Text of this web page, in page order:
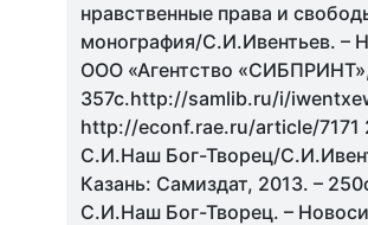
нравственные права и
монография/С.И.Ивентьев. –
ООО «Агентство
357с.http://samlib.ru/i/
http://econf.rae.ru/article/7171
С.И.Наш Бог-Творец/
Казань: Самиздат, 2013. –
С.И.Наш Бог-Творец. –